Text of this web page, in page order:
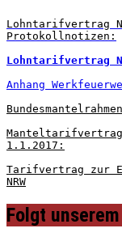
Lohntarifvertrag
Protokollnotizen:
Lohntarifvertrag
Anhang
Manteltarifvertrag
1.1.2017:
Tarifvertrag zur
NRW
Folgt